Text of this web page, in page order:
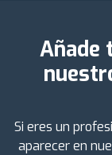
Añade
Si eres un
aparecer en